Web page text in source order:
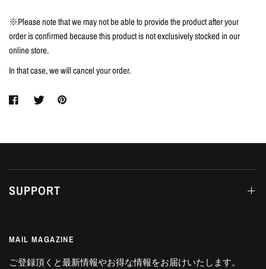
※Please note that we may not be able to provide the product after your
order is confirmed because this product is not exclusively stocked in our
online store.
In that case, we will cancel your order.
SUPPORT
MAIL MAGAZINE
ご登録頂くと最新情報やお得な情報をお届けいたします。